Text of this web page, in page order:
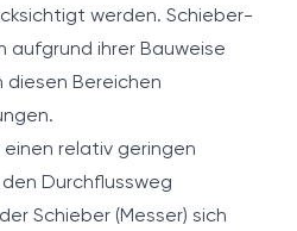
werden. Schieber-
aufgrund ihrer Bauweise
diesen Bereichen
relativ geringen
Durchflussweg
Schieber (Messer) sich